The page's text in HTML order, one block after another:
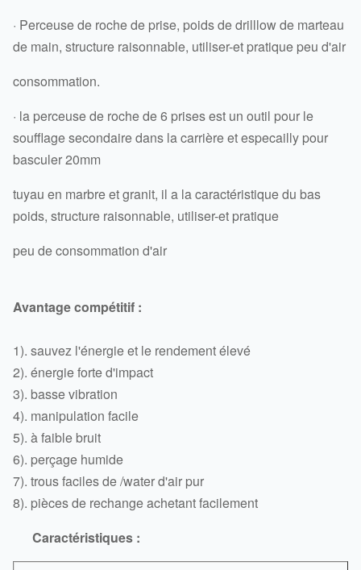
· Perceuse de roche de prise, poids de drilllow de marteau
de main, structure raisonnable, utiliser-et pratique peu d'air
consommation.
· la perceuse de roche de 6 prises est un outil pour le
soufflage secondaire dans la carrière et especailly pour
basculer 20mm
tuyau en marbre et granit, il a la caractéristique du bas
poids, structure raisonnable, utiliser-et pratique
peu de consommation d'air
Avantage compétitif :
1). sauvez l'énergie et le rendement élevé
2). énergie forte d'impact
3). basse vibration
4). manipulation facile
5). à faible bruit
6). perçage humide
7). trous faciles de /water d'air pur
8). pièces de rechange achetant facilement
Caractéristiques :